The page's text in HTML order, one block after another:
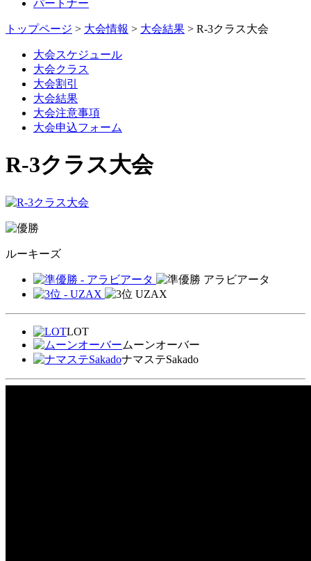
パートナー
トップページ > 大会情報 > 大会結果 > R-3クラス大会
大会スケジュール
大会クラス
大会割引
大会結果
大会注意事項
大会申込フォーム
R-3クラス大会
ルーキーズ
アラビアータ
UZAX
LOT
ムーンオーバー
ナマステSakado